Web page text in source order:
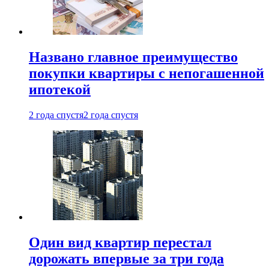
Названо главное преимущество
покупки квартиры с непогашенной
ипотекой
2 года спустя2 года спустя
Один вид квартир перестал
дорожать впервые за три года